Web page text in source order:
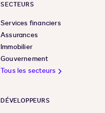
SECTEURS
Services financiers
Assurances
Immobilier
Gouvernement
Tous les secteurs
DÉVELOPPEURS